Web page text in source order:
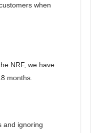
when
NRF, we have
months.
and ignoring